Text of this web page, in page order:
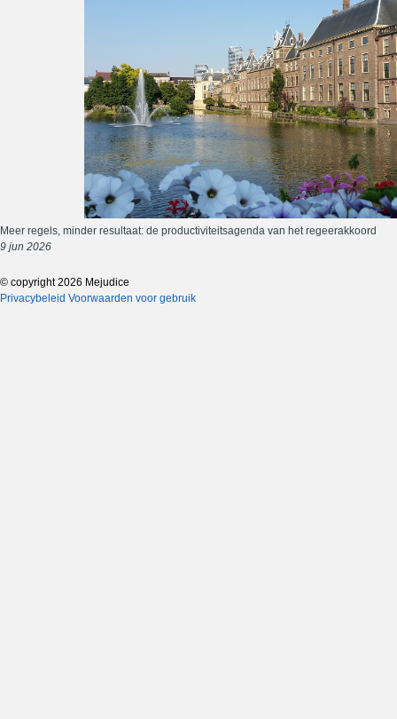
Meer regels, minder resultaat: de productiviteitsagenda van het regeerakkoord
9 jun 2026
© copyright 2026 Mejudice
Privacybeleid Voorwaarden voor gebruik